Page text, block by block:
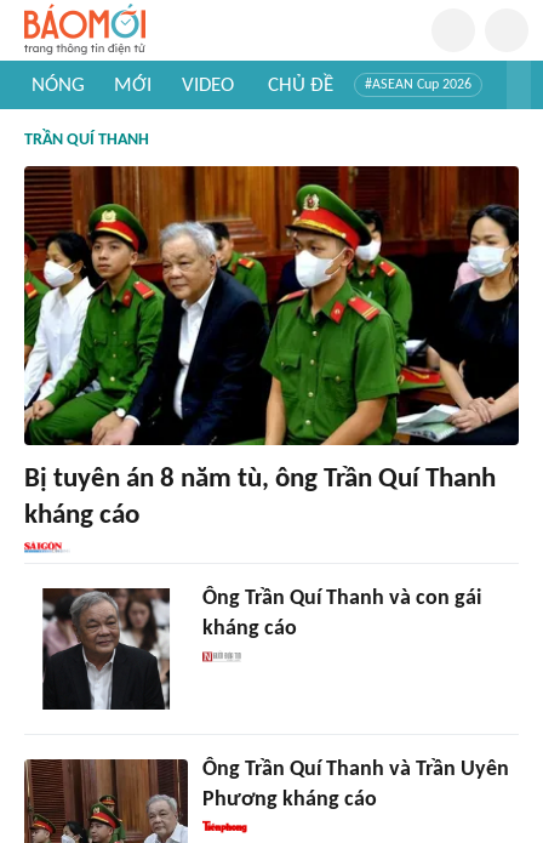
NÓNG MỚI VIDEO CHỦ ĐỀ #ASEAN Cup 2026
#Khám phá thế giới
TRẦN QUÍ THANH
Bị tuyên án 8 năm tù, ông Trần Quí Thanh
kháng cáo
Ông Trần Quí Thanh và con gái
kháng cáo
Ông Trần Quí Thanh và Trần Uyên
Phương kháng cáo